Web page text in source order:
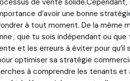
d’avoir une bonne
à tout moment. De la même
; que tu sois indépendant ou
et les erreurs à éviter pour qu’il
optimiser sa stratégie
à comprendre les tenants